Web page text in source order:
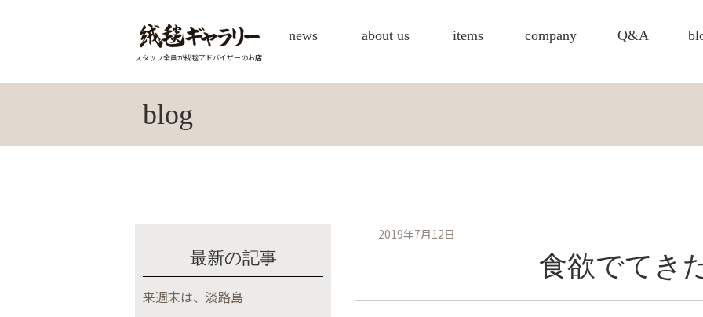
スタッフ全員が絨毯アドバイザーのお店
news about us items company Q&A
blog
最新の記事
来週末は、淡路島
2019年7月12日
食欲でてき